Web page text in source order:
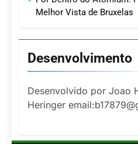
Melhor Vista de Bruxelas
Desenvolvimento
Desenvolvido por Joao
Heringer